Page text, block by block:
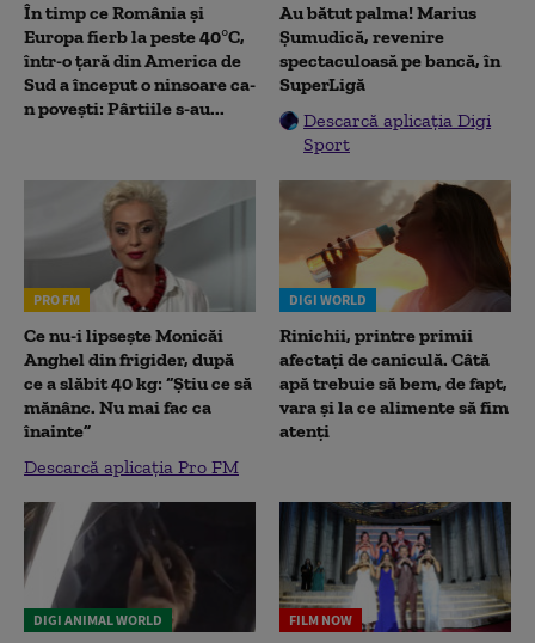
În timp ce România și
Europa fierb la peste 40°C,
într-o țară din America de
Sud a început o ninsoare ca-
n povești: Pârtiile s-au...
Au bătut palma! Marius
Șumudică, revenire
spectaculoasă pe bancă, în
SuperLigă
Descarcă aplicația Digi
Sport
PRO FM
Ce nu-i lipsește Monicăi
Anghel din frigider, după
ce a slăbit 40 kg: “Știu ce să
mănânc. Nu mai fac ca
înainte”
Descarcă aplicația Pro FM
DIGI WORLD
Rinichii, printre primii
afectați de caniculă. Câtă
apă trebuie să bem, de fapt,
vara și la ce alimente să fim
atenți
DIGI ANIMAL WORLD FILM NOW